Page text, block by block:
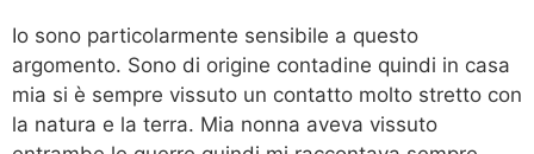
Io sono particolarmente sensibile a questo
argomento. Sono di origine contadine quindi in casa
mia si è sempre vissuto un contatto molto stretto con
la natura e la terra. Mia nonna aveva vissuto